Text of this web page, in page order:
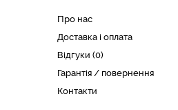
Про нас
Доставка і оплата
Відгуки (0)
Гарантія / повернення
Контакти